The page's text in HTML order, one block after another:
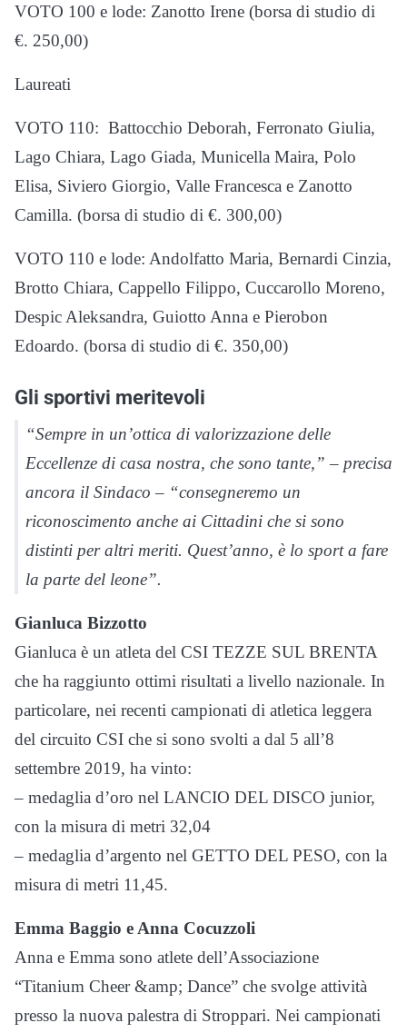
VOTO 100 e lode: Zanotto Irene (borsa di studio di
€. 250,00)
Laureati
VOTO 110: Battocchio Deborah, Ferronato Giulia,
Lago Chiara, Lago Giada, Municella Maira, Polo
Elisa, Siviero Giorgio, Valle Francesca e Zanotto
Camilla. (borsa di studio di €. 300,00)
VOTO 110 e lode: Andolfatto Maria, Bernardi Cinzia,
Brotto Chiara, Cappello Filippo, Cuccarollo Moreno,
Despic Aleksandra, Guiotto Anna e Pierobon
Edoardo. (borsa di studio di €. 350,00)
Gli sportivi meritevoli
“Sempre in un’ottica di valorizzazione delle
Eccellenze di casa nostra, che sono tante,” – precisa
ancora il Sindaco – “consegneremo un
riconoscimento anche ai Cittadini che si sono
distinti per altri meriti. Quest’anno, è lo sport a fare
la parte del leone”.
Gianluca Bizzotto
Gianluca è un atleta del CSI TEZZE SUL BRENTA
che ha raggiunto ottimi risultati a livello nazionale. In
particolare, nei recenti campionati di atletica leggera
del circuito CSI che si sono svolti a dal 5 all’8
settembre 2019, ha vinto:
– medaglia d’oro nel LANCIO DEL DISCO junior,
con la misura di metri 32,04
– medaglia d’argento nel GETTO DEL PESO, con la
misura di metri 11,45.
Emma Baggio e Anna Cocuzzoli
Anna e Emma sono atlete dell’Associazione
“Titanium Cheer &amp; Dance” che svolge attività
presso la nuova palestra di Stroppari. Nei campionati